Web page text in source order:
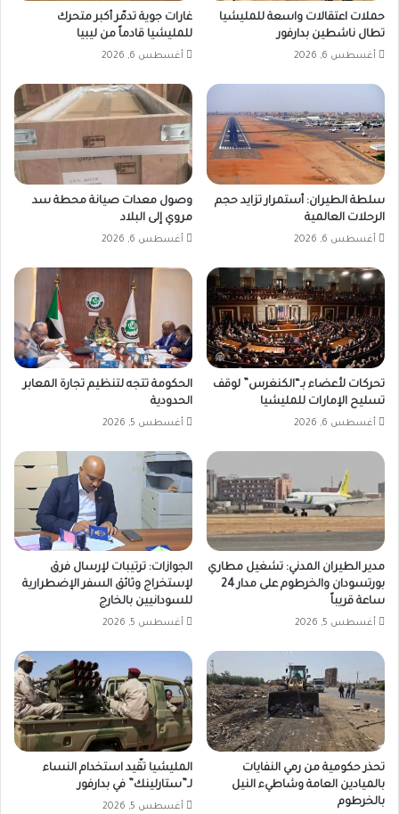
حملات اعتقالات واسعة للمليشيا
تطال ناشطين بدارفور
أغسطس 6, 2026
غارات جوية تدمّر أكبر متحرك
للمليشيا قادماً من ليبيا
أغسطس 6, 2026
سلطة الطيران: أستمرار تزايد حجم
الرحلات العالمية
أغسطس 6, 2026
وصول معدات صيانة محطة سد
مروي إلى البلاد
أغسطس 6, 2026
تحركات لأعضاء بـ“الكنغرس” لوقف
تسليح الإمارات للمليشيا
أغسطس 6, 2026
الحكومة تتجه لتنظيم تجارة المعابر
الحدودية
أغسطس 5, 2026
مدير الطيران المدني: تشغيل مطاري
بورتسودان والخرطوم على مدار 24
ساعة قريباً
أغسطس 5, 2026
الجوازات: ترتيبات لإرسال فرق
لإستخراج وثائق السفر الإضطرارية
للسودانيين بالخارج
أغسطس 5, 2026
تحذر حكومية من رمي النفايات
بالميادين العامة وشاطيء النيل
بالخرطوم
المليشيا تقّيد استخدام النساء
لـ”ستارلينك” في بدارفور
أغسطس 5, 2026